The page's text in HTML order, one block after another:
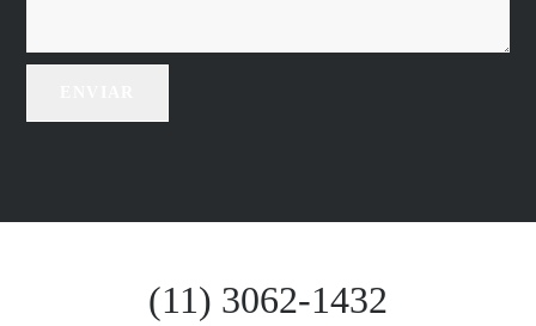
(11) 3062-1432